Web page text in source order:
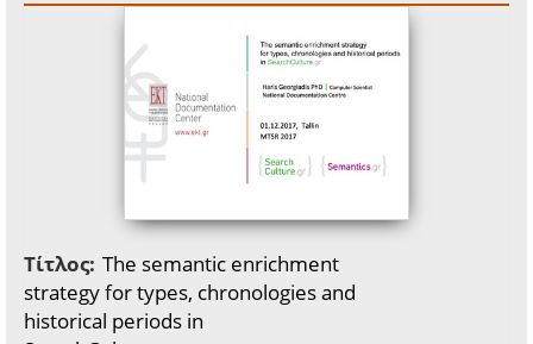
Τίτλος: The semantic enrichment
strategy for types, chronologies and
historical periods in